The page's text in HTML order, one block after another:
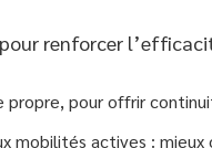
renforcer
propre, pour offrir
mobilités actives :